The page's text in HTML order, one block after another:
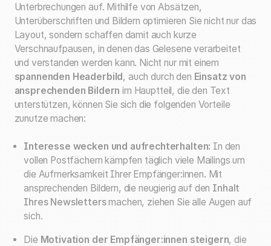
Unterbrechungen auf. Mithilfe von Absätzen,
Unterüberschriften und Bildern optimieren Sie nicht nur das
Layout, sondern schaffen damit auch kurze
Verschnaufpausen, in denen das Gelesene verarbeitet
und verstanden werden kann. Nicht nur mit einem
spannenden Headerbild, auch durch den Einsatz von
ansprechenden Bildernim Hauptteil, die den Text
unterstützen, können Sie sich die folgenden Vorteile
zunutze machen:
Interesse wecken und aufrechterhalten: In den
vollen Postfächern kämpfen täglich viele Mailings um
die Aufmerksamkeit Ihrer Empfänger:innen. Mit
ansprechenden Bildern, die neugierig auf den Inhalt
Ihres Newslettersmachen, ziehen Sie alle Augen auf
sich.
Die Motivation der Empfänger:innen steigern, die